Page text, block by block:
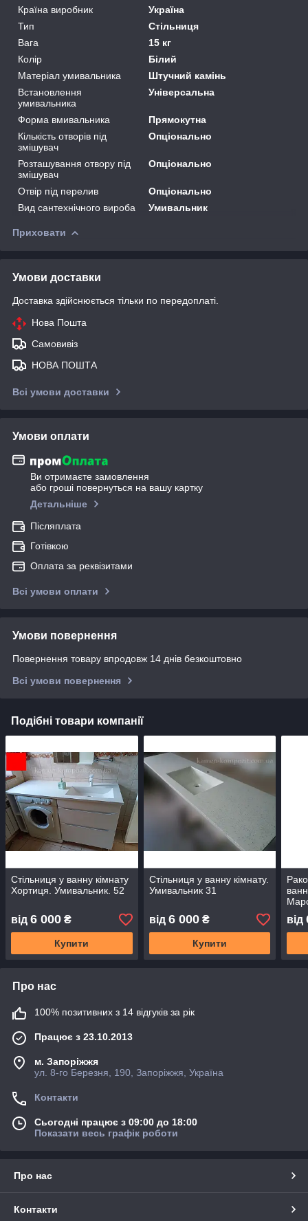
Країна виробник
Україна
Тип
Стільниця
Вага
15 кг
Колір
Білий
Матеріал умивальника
Штучний камінь
Встановлення
умивальника
Універсальна
Форма вмивальника
Прямокутна
Кількість отворів під
змішувач
Опціонально
Розташування отвору під
змішувач
Опціонально
Отвір під перелив
Опціонально
Вид сантехнічного вироба
Умивальник
Приховати
Умови доставки
Доставка здійснюється тільки по передоплаті.
Нова Пошта
Самовивіз
НОВА ПОШТА
Всі умови доставки
Умови оплати
Ви отримаєте замовлення
або гроші повернуться на вашу картку
Детальніше
Післяплата
Готівкою
Оплата за реквізитами
Всі умови оплати
Умови повернення
Повернення товару впродовж 14 днів безкоштовно
Всі умови повернення
Подібні товари компанії
Стільниця у ванну кімнату
Хортиця. Умивальник. 52
від 6 000 ₴
Купити
Стільниця у ванну кімнату.
Умивальник 31
від 6 000₴
Купити
від
Про нас
100% позитивних з 14 відгуків за рік
Працює з 23.10.2013
м. Запоріжжя
ул. 8-го Березня, 190, Запоріжжя, Україна
Контакти
Сьогодні працює з 09:00 до 18:00
Показати весь графік роботи
Про нас
Контакти